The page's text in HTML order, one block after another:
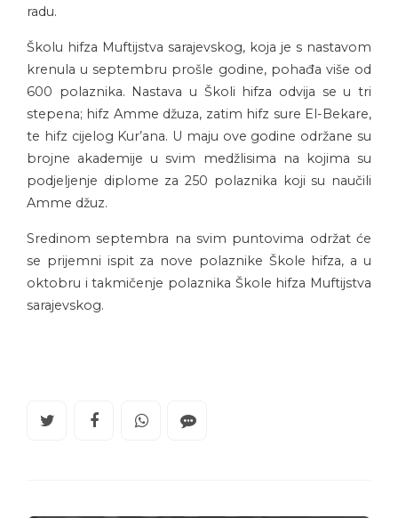
radu.
Školu hifza Muftijstva sarajevskog, koja je s nastavom
krenula u septembru prošle godine, pohađa više od
600 polaznika. Nastava u Školi hifza odvija se u tri
stepena; hifz Amme džuza, zatim hifz sure El-Bekare,
te hifz cijelog Kur’ana. U maju ove godine održane su
brojne akademije u svim medžlisima na kojima su
podjeljenje diplome za 250 polaznika koji su naučili
Amme džuz.
Sredinom septembra na svim puntovima održat će
se prijemni ispit za nove polaznike Škole hifza, a u
oktobru i takmičenje polaznika Škole hifza Muftijstva
sarajevskog.